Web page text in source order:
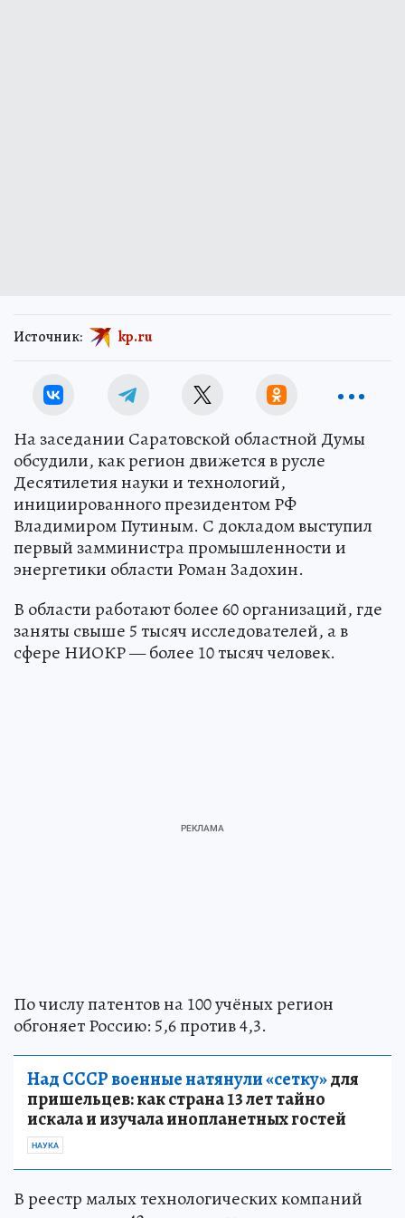
Источник: kp.ru
На заседании Саратовской областной Думы
обсудили, как регион движется в русле
Десятилетия науки и технологий,
инициированного президентом РФ
Владимиром Путиным. С докладом выступил
первый замминистра промышленности и
энергетики области Роман Задохин.
По числу патентов на 100 учёных регион
обгоняет Россию: 5,6 против 4,3.
Над СССР военные натянули «сетку»
пришельцев: как страна 13 лет тайно